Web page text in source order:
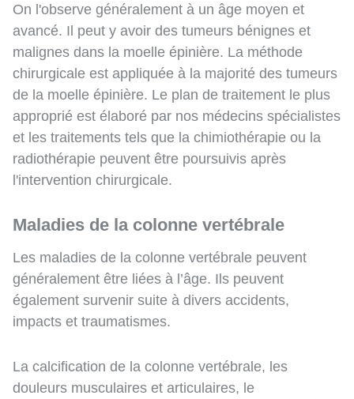
On l'observe généralement à un âge moyen et
avancé. Il peut y avoir des tumeurs bénignes et
malignes dans la moelle épinière. La méthode
chirurgicale est appliquée à la majorité des tumeurs
de la moelle épinière. Le plan de traitement le plus
approprié est élaboré par nos médecins spécialistes
et les traitements tels que la chimiothérapie ou la
radiothérapie peuvent être poursuivis après
l'intervention chirurgicale.
Maladies de la colonne vertébrale
Les maladies de la colonne vertébrale peuvent
généralement être liées à l’âge. Ils peuvent
également survenir suite à divers accidents,
impacts et traumatismes.
La calcification de la colonne vertébrale, les
douleurs musculaires et articulaires, le